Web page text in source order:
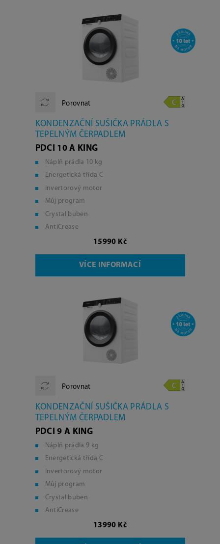
Porovnat
KONDENZAČNÍ SUŠIČKA PRÁDLA S
TEPELNÝM ČERPADLEM
PDCI 10 A KING
Náplň prádla 10 kg
Energetická třída C
Invertorový motor
Můj program
Crystal buben
AntiCrease
15990 Kč
VÍCE INFORMACÍ
Porovnat
KONDENZAČNÍ SUŠIČKA PRÁDLA S
TEPELNÝM ČERPADLEM
PDCI 9 A KING
Náplň prádla 9 kg
Energetická třída C
Invertorový motor
Můj program
Crystal buben
AntiCrease
13990 Kč